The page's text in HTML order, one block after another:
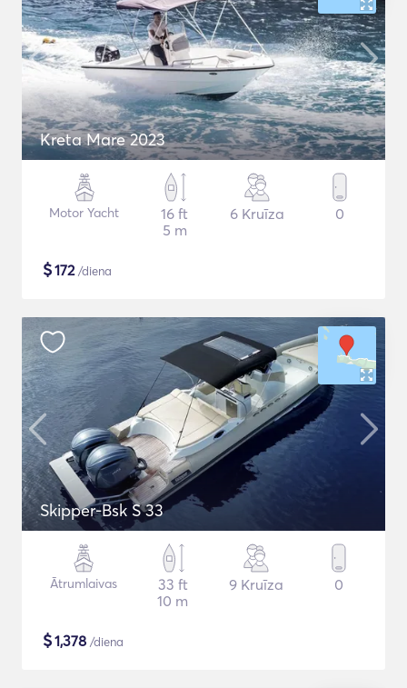
Kreta Mare 2023
Motor Yacht
16 ft
5 m
6 Kruīza 0
$172/diena
Skipper-Bsk S 33
Ātrumlaivas
33 ft
10 m
9 Kruīza 0
$1,378 /diena